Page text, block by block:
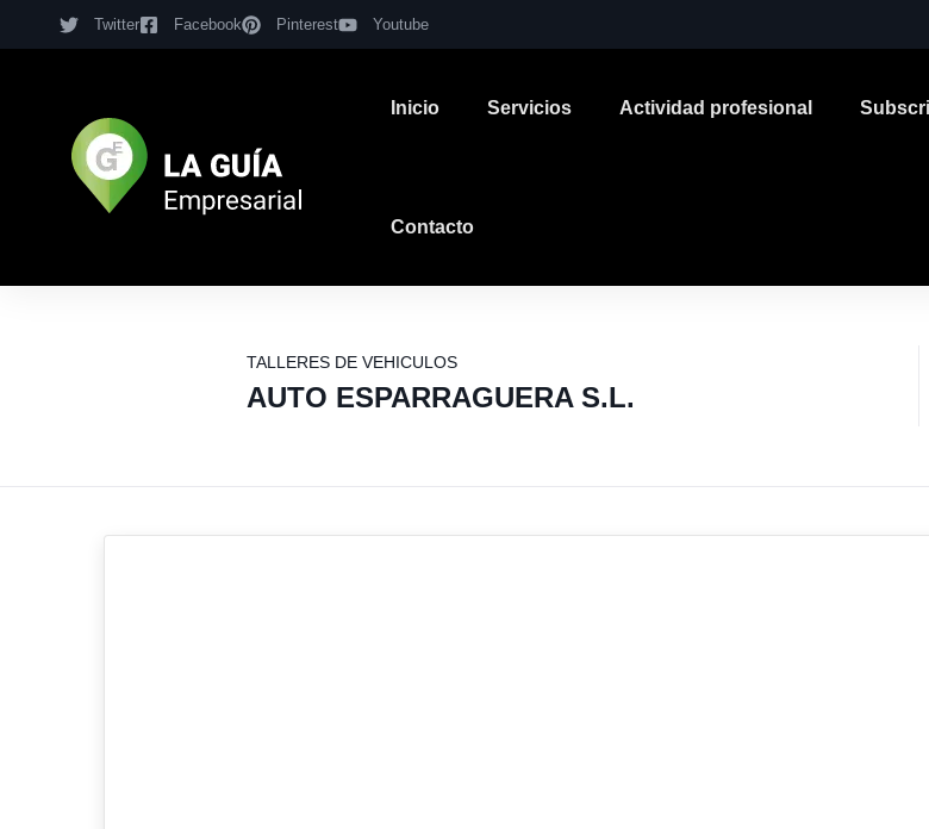
Twitter Facebook Pinterest Youtube
Inicio Servicios Actividad profesional
Contacto
TALLERES DE VEHICULOS
AUTO ESPARRAGUERA S.L.